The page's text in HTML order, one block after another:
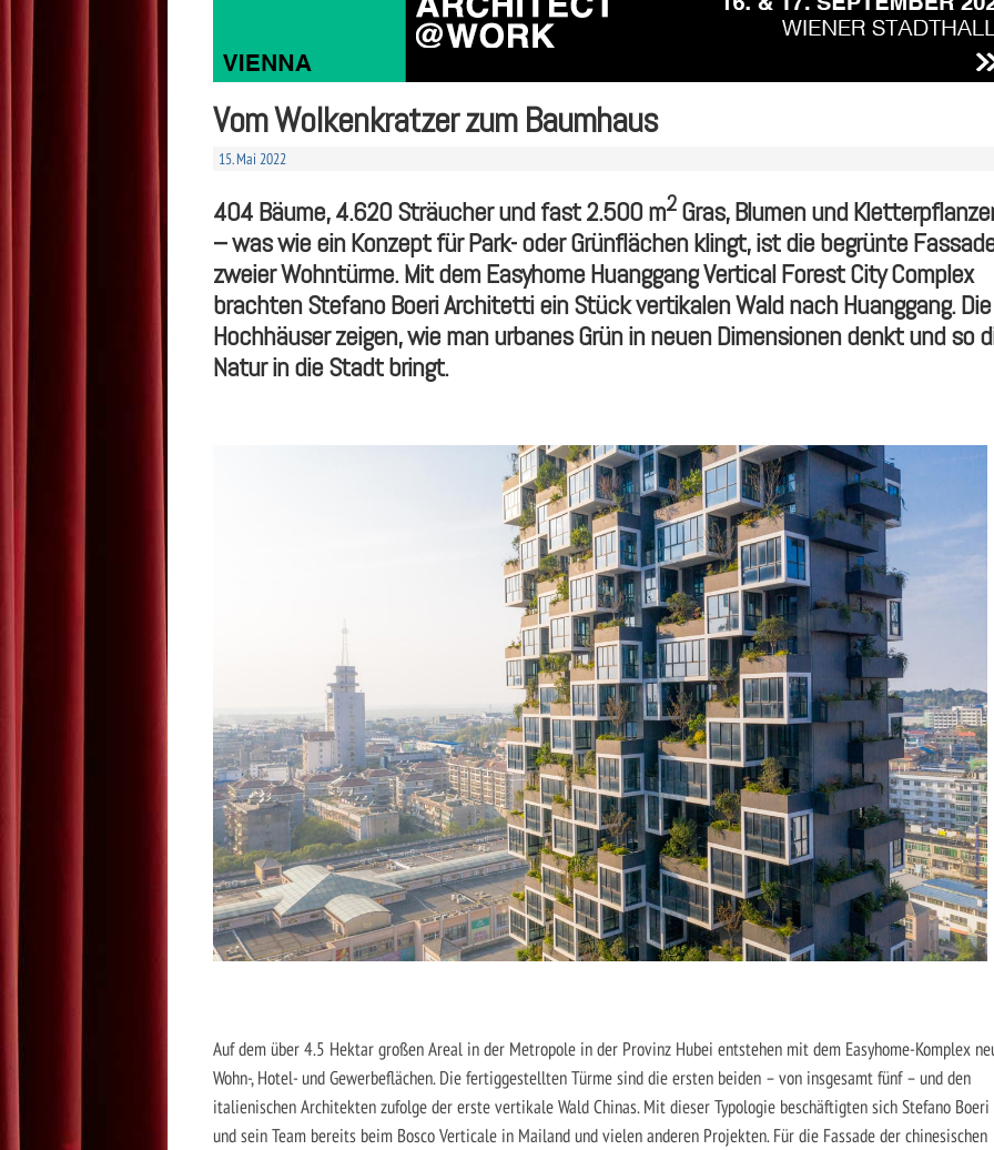
Vom Wolkenkratzer zum Baumhaus
15. Mai 2022
404 Bäume, 4.620 Sträucher und fast 2.500 m2Gras, Blumen und
– was wie ein Konzept für Park- oder Grünflächen klingt, ist die begrünte
zweier Wohntürme. Mit dem Easyhome Huanggang Vertical Forest City Complex
brachten Stefano Boeri Architetti ein Stück vertikalen Wald nach Huanggang. Die
Hochhäuser zeigen, wie man urbanes Grün in neuen Dimensionen denkt und so
Natur in die Stadt bringt.
Auf dem über 4.5 Hektar großen Areal in der Me­tropole in der Provinz Hubei entstehen mit dem ­Easyhome-Komplex
Wohn-, Hotel- und Gewerbeflächen. Die fertiggestellten Türme sind die ersten beiden – von insgesamt fünf – und den
italienischen Architekten zufolge der erste vertikale Wald Chinas. Mit dieser Typologie beschäftigten sich Stefano Boeri
und sein Team bereits beim Bosco Verticale in Mailand und vielen anderen Projekten. Für die Fassade der chinesischen